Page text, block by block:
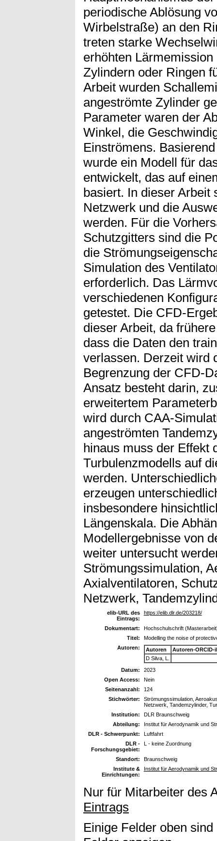
periodische Ablösung
Wirbelstraße) an den
treten starke
erhöhten
Zylindern oder Ringen
Arbeit wurden
angeströmte Zylinder
Parameter waren der
Winkel, die
Einströmens.
wurde ein Modell für
entwickelt, das auf
basiert. In dieser Arbeit
Netzwerk und die
werden. Für die
Schutzgitters sind die
die
Simulation des
erforderlich. Das
verschiedenen
getestet. Die CFD-
dieser Arbeit, da
dass die Daten den
verlassen. Derzeit wird
Begrenzung der CFD-
Ansatz besteht darin,
erweitertem
wird durch CAA-
angeströmten
hinaus muss der Effekt
Turbulenzmodells auf
werden.
erzeugen
insbesondere
Längenskala. Die
Modellergebnisse von
weiter untersucht
Strömungssimulation,
Axialventilatoren,
Netzwerk,
elib-URL des
Eintrags:
https://elib.dlr.de/203218/
Dokumentart:
Hochschulschrift
Titel:
Modelling the noise of
Autoren:
Autoren
Autoren-ORCID-
D Silva, L.
Datum:
2023
Open Access:
Nein
Seitenanzahl:
124
Stichwörter:
Strömungssimulation,
Netzwerk, Tandemzylinder,
Institution:
DLR Braunschweig
Abteilung:
Institut für Aerodynamik und
DLR - Schwerpunkt:
Luftfahrt
DLR -
Forschungsgebiet:
L - keine Zuordnung
Standort:
Braunschweig
Institute &
Einrichtungen:
Institut für Aerodynamik und
Nur für Mitarbeiter des
Eintrags
Einige Felder oben